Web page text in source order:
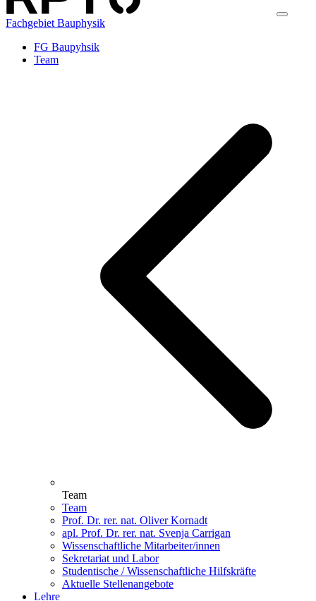
Fachgebiet Bauphysik
FG Baupyhsik
Team
Team
Team
Prof. Dr. rer. nat. Oliver Kornadt
apl. Prof. Dr. rer. nat. Svenja Carrigan
Wissenschaftliche Mitarbeiter/innen
Sekretariat und Labor
Studentische / Wissenschaftliche Hilfskräfte
Aktuelle Stellenangebote
Lehre